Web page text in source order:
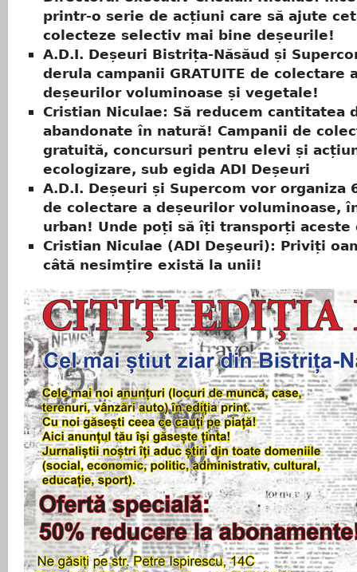
printr-o serie de acțiuni care să ajute
colecteze selectiv mai bine deșeurile!
A.D.I. Deșeuri Bistrița-Năsăud și
derula campanii GRATUITE de colectare
deșeurilor voluminoase și vegetale!
Cristian Niculae: Să reducem cantitatea
abandonate în natură! Campanii de
gratuită, concursuri pentru elevi și
ecologizare, sub egida ADI Deșeuri
A.D.I. Deșeuri și Supercom vor organiza
de colectare a deșeurilor voluminoase,
urban! Unde poți să îți transporți aceste
Cristian Niculae (ADI Deşeuri): Priviți
câtă nesimțire există la unii!